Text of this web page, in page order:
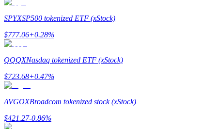
Utsättning
SPYXSP500 tokenized ETF (xStock)
$777.06+0.28%
QQQXNasdaq tokenized ETF (xStock)
$723.68+0.47%
AVGOXBroadcom tokenized stock (xStock)
$421.27-0.86%